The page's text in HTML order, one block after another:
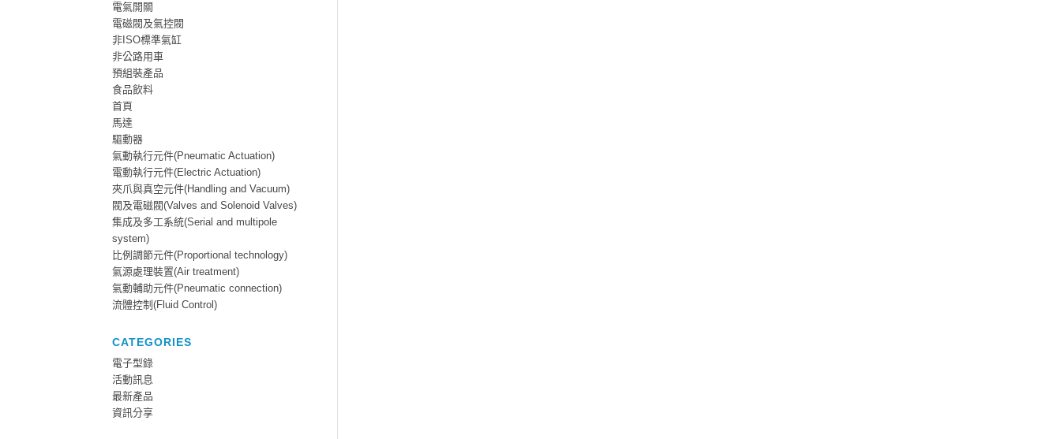
電氣開關
電磁閥及氣控閥
非ISO標準氣缸
非公路用車
預組裝產品
食品飲料
首頁
馬達
驅動器
氣動執行元件(Pneumatic Actuation)
電動執行元件(Electric Actuation)
夾爪與真空元件(Handling and Vacuum)
閥及電磁閥(Valves and Solenoid Valves)
集成及多工系統(Serial and multipole
system)
比例調節元件(Proportional technology)
氣源處理裝置(Air treatment)
氣動輔助元件(Pneumatic connection)
流體控制(Fluid Control)
CATEGORIES
電子型錄
活動訊息
最新產品
資訊分享